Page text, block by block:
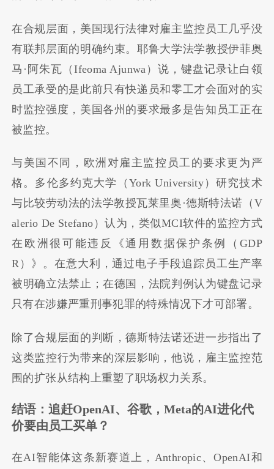
在合规层面，美国现行法律对雇主监控员工几乎没
有联邦层面的明确约束。耶鲁大学法学教授伊菲奥
马·阿朱瓦（Ifeoma Ajunwa）说，键盘记录让白领
员工承受的是此前只有快递员和零工才会面对的实
时监控强度，美国各州的要求最多是告知员工正在
被监控。
与美国不同，欧洲对雇主监控员工的要求更为严
格。多伦多约克大学（York University）研究技术
与比较劳动法的法学教授瓦莱里奥·德斯特法诺（V
alerio De Stefano）认为，类似MCI软件的监控方式
在欧洲很可能违反《通用数据保护条例（GDP
R）》。在意大利，通过电子手段追踪员工生产率
被明确立法禁止；在德国，法院判例认为键盘记录
只有在涉嫌严重刑事犯罪的特殊情况下才可部署。
除了合规层面的判断，德斯特法诺还进一步指出了
这类监控行为带来的深层影响，他说，雇主监控范
围的扩张从结构上重塑了职场权力关系。
结语：追赶OpenAI、谷歌，Meta的AI进化代
价要由员工买单？
在AI智能体这条新赛道上，Anthropic、OpenAI和